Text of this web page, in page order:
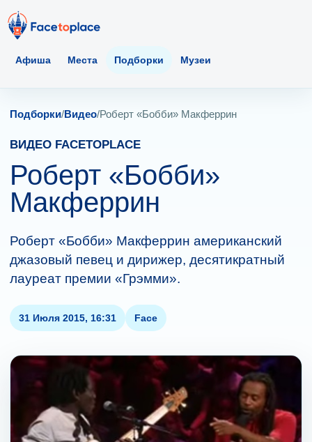
Афиша Места Подборки Музеи
Подборки/Видео/Роберт «Бобби» Макферрин
ВИДЕО FACETOPLACE
Роберт «Бобби»
Макферрин
Роберт «Бобби» Макферрин американский
джазовый певец и дирижер, десятикратный
лауреат премии «Грэмми».
31 Июля 2015, 16:31 Face